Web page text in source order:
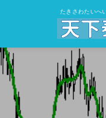
たきさわたいへ